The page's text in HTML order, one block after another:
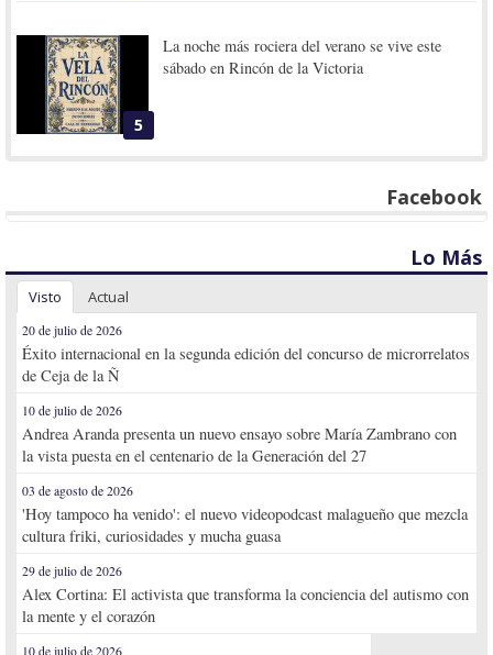
5
La noche más rociera del verano se vive este
sábado en Rincón de la Victoria
Facebook
Lo Más
Visto Actual
20 de julio de 2026
Éxito internacional en la segunda edición del concurso de microrrelatos
de Ceja de la Ñ
10 de julio de 2026
Andrea Aranda presenta un nuevo ensayo sobre María Zambrano con
la vista puesta en el centenario de la Generación del 27
03 de agosto de 2026
'Hoy tampoco ha venido': el nuevo videopodcast malagueño que mezcla
cultura friki, curiosidades y mucha guasa
29 de julio de 2026
Alex Cortina: El activista que transforma la conciencia del autismo con
la mente y el corazón
10 de julio de 2026